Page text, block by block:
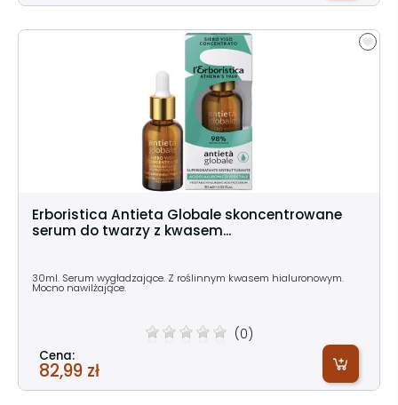
Erboristica Antieta Globale skoncentrowane
serum do twarzy z kwasem...
30ml. Serum wygładzające. Z roślinnym kwasem hialuronowym.
Mocno nawilżające.
(0)
Cena:
82,99 zł